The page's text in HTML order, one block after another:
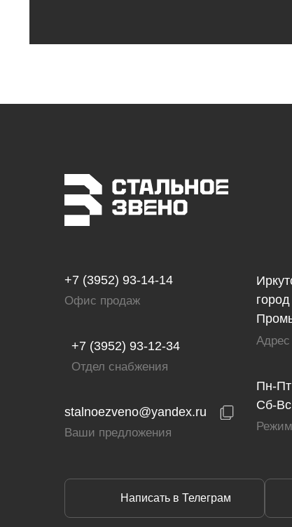
+7 (3952) 93-14-14
Офис продаж
stalnoezveno@yandex.ru
Ваши предложения
Адрес
Пн-
Сб-
Написать в Телеграм
+7 (3952) 93-12-34
Отдел снабжения